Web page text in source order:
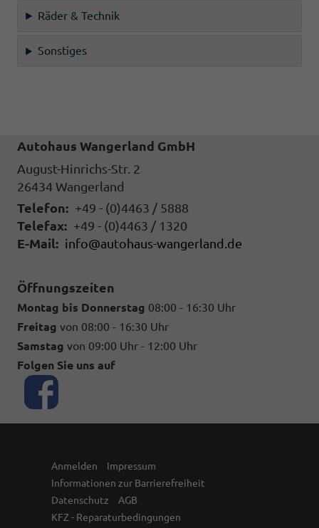
Räder & Technik
Sonstiges
Autohaus Wangerland GmbH
August-Hinrichs-Str. 2
26434 Wangerland
Telefon: +49 - (0)4463 / 5888
Telefax: +49 - (0)4463 / 1320
E-Mail: info@autohaus-wangerland.de
Öffnungszeiten
Montag bis Donnerstag 08:00 - 16:30 Uhr
Freitag von 08:00 - 16:30 Uhr
Samstag von 09:00 Uhr - 12:00 Uhr
Folgen Sie uns auf
Anmelden
Impressum
Informationen zur Barrierefreiheit
Datenschutz
AGB
KFZ - Reparaturbedingungen